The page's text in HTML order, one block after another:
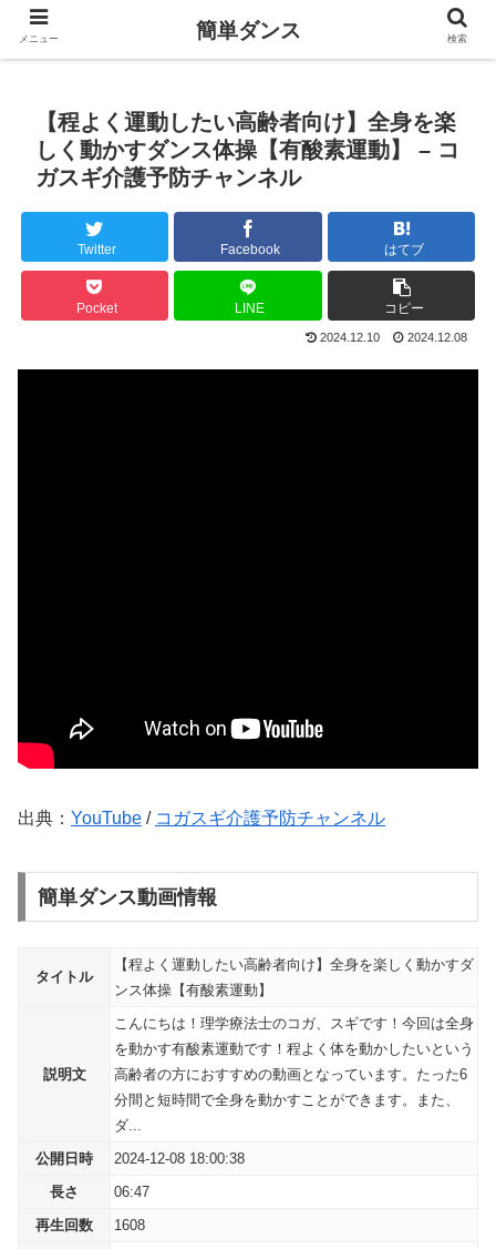
【程よく運動したい高齢者向け】全身を楽
しく動かすダンス体操【有酸素運動】 – コ
ガスギ介護予防チャンネル
Twitter Facebook はてブ
Pocket LINE コピー
2024.12.10 2024.12.08
出典： YouTube / コガスギ介護予防チャンネル
簡単ダンス動画情報
タイトル
【程よく運動したい高齢者向け】全身を楽しく動かすダ
ンス体操【有酸素運動】
説明文
こんにちは！理学療法士のコガ、スギです！今回は全身
を動かす有酸素運動です！程よく体を動かしたいという
高齢者の方におすすめの動画となっています。たった6
分間と短時間で全身を動かすことができます。また、
ダ...
公開日時
2024-12-08 18:00:38
長さ
06:47
再生回数
1608
メニュー 簡単ダンス 検索